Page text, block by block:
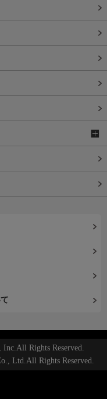
Rights Reserved.
Ltd.All Rights Reserved.